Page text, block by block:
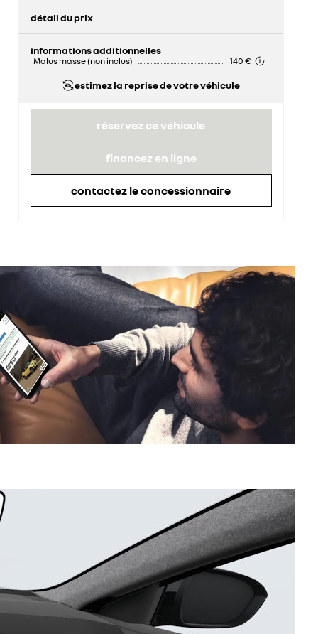
détail du prix
informations additionnelles
Malus masse (non inclus) 140 €
estimez la reprise de votre véhicule
réservez ce véhicule
financez en ligne
contactez le concessionnaire